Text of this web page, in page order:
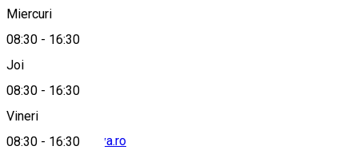
Miercuri
08:30 - 16:30
Joi
08:30 - 16:30
Vineri
08:30 - 16:30
office@scmcraiova.ro